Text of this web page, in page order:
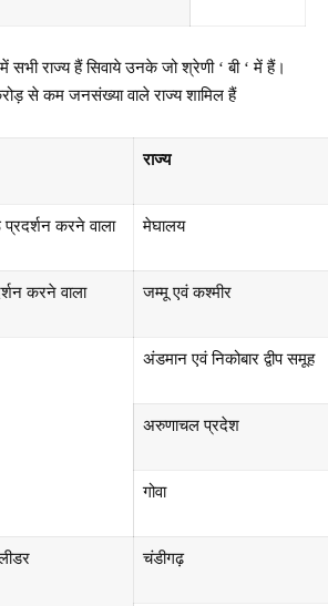
सभी राज्य हैं सिवाये उनके जो श्रेणी ‘ बी ‘ में हैं।
से कम जनसंख्या वाले राज्य शामिल हैं
राज्य
प्रदर्शन करने वाला मेघालय
करने वाला जम्मू एवं कश्मीर
अंडमान एवं निकोबार द्वीप समूह
अरुणाचल प्रदेश
गोवा
चंडीगढ़